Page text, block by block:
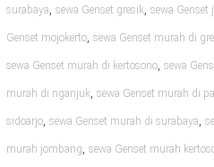
surabaya, sewa Genset gresik, sewa Genset
Genset mojokerto, sewa Genset murah di
sewa Genset murah di kertosono, sewa
murah di nganjuk, sewa Genset murah di
sidoarjo, sewa Genset murah di surabaya,
murah jombang, sewa Genset murah